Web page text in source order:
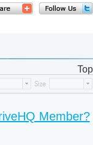
Top
Member?